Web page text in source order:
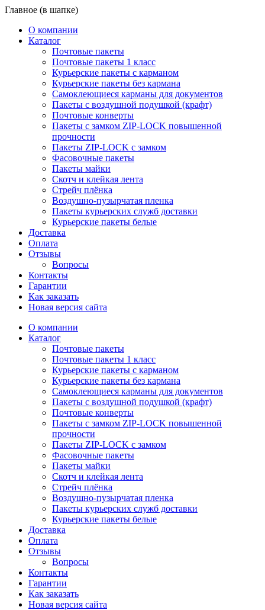
Главное (в шапке)
О компании
Каталог
Почтовые пакеты
Почтовые пакеты 1 класс
Курьерские пакеты с карманом
Курьерские пакеты без кармана
Самоклеющиеся карманы для документов
Пакеты с воздушной подушкой (крафт)
Почтовые конверты
Пакеты с замком ZIP-LOCK повышенной
прочности
Пакеты ZIP-LOCK с замком
Фасовочные пакеты
Пакеты майки
Скотч и клейкая лента
Стрейч плёнка
Воздушно-пузырчатая пленка
Пакеты курьерских служб доставки
Курьерские пакеты белые
Доставка
Оплата
Отзывы
Вопросы
Контакты
Гарантии
Как заказать
Новая версия сайта
О компании
Каталог
Почтовые пакеты
Почтовые пакеты 1 класс
Курьерские пакеты с карманом
Курьерские пакеты без кармана
Самоклеющиеся карманы для документов
Пакеты с воздушной подушкой (крафт)
Почтовые конверты
Пакеты с замком ZIP-LOCK повышенной
прочности
Пакеты ZIP-LOCK с замком
Фасовочные пакеты
Пакеты майки
Скотч и клейкая лента
Стрейч плёнка
Воздушно-пузырчатая пленка
Пакеты курьерских служб доставки
Курьерские пакеты белые
Доставка
Оплата
Отзывы
Вопросы
Контакты
Гарантии
Как заказать
Новая версия сайта